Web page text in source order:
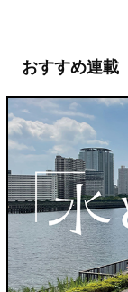
おすすめ連載